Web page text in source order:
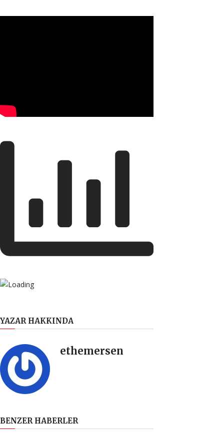
YAZAR HAKKINDA
ethemersen
BENZER HABERLER